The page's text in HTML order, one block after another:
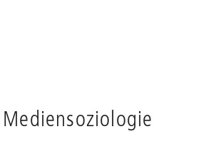
Mediensoziologie